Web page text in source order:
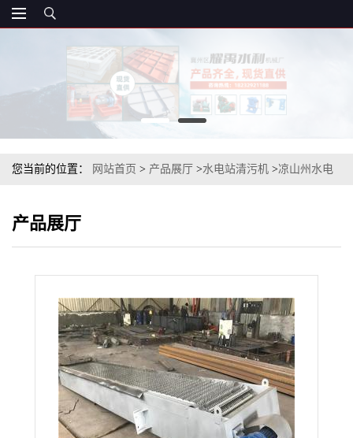
您当前的位置： 网站首页 > 产品展厅 >水电站清污机 >凉山州水电
产品展厅